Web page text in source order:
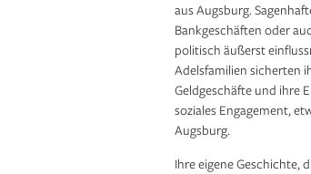
aus Augsburg.
Bankgeschäften oder
politisch äußerst
Adelsfamilien sicherten
Geldgeschäfte und ihre
soziales Engagement,
Augsburg.
Ihre eigene Geschichte,